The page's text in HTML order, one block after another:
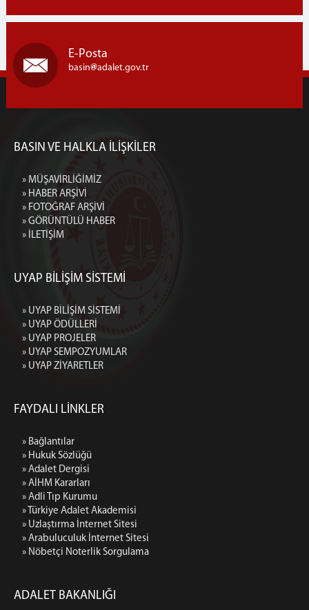
E-Posta
basin adalet.gov.tr
BASIN VE HALKLA İLİŞKİLER
» MÜŞAVİRLİĞİMİZ
» HABER ARŞİVİ
» FOTOĞRAF ARŞİVİ
» GÖRÜNTÜLÜ HABER
» İLETİŞİM
UYAP BİLİŞİM SİSTEMİ
» UYAP BİLİŞİM SİSTEMİ
» UYAP ÖDÜLLERİ
» UYAP PROJELER
» UYAP SEMPOZYUMLAR
» UYAP ZİYARETLER
FAYDALI LİNKLER
» Bağlantılar
» Hukuk Sözlüğü
» Adalet Dergisi
» AİHM Kararları
» Adli Tıp Kurumu
» Türkiye Adalet Akademisi
» Uzlaştırma İnternet Sitesi
» Arabuluculuk İnternet Sitesi
» Nöbetçi Noterlik Sorgulama
ADALET BAKANLIĞI